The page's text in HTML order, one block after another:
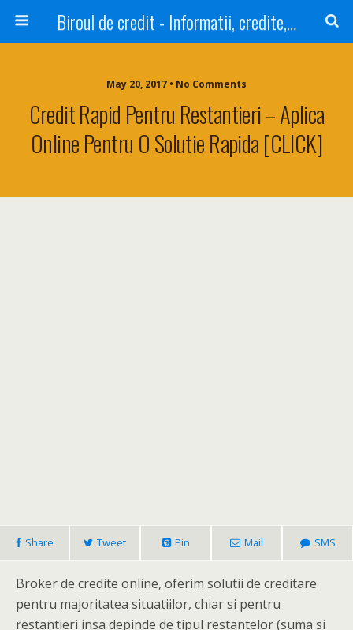
Biroul de credit - Informatii, credite, refinantare
May 20, 2017 • No Comments
Credit Rapid Pentru Restantieri – Aplica
Online Pentru O Solutie Rapida [CLICK]
Share Tweet Pin Mail SMS
Broker de credite online, oferim solutii de creditare
pentru majoritatea situatiilor, chiar si pentru
restantieri insa depinde de tipul restantelor (suma si